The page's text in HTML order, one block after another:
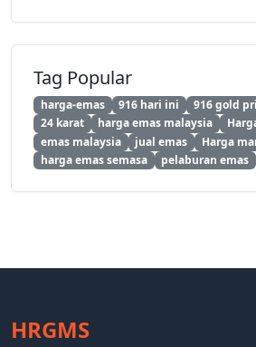
Tag Popular
harga-emas 916 hari ini 916 gold
24 karat
harga emas malaysia
emas malaysia
jual emas Harga
harga emas semasa
pelaburan emas
HRGMS